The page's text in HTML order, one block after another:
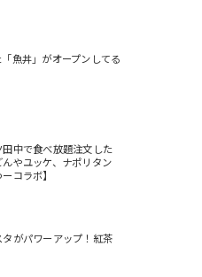
魚丼」がオープンしてる
中で食べ放題注文した
やユッケ、ナポリタン
コラボ】
がパワーアップ！紅茶